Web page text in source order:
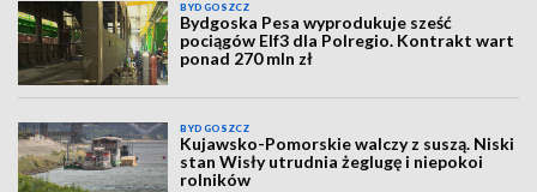
BYDGOSZCZ
Bydgoska Pesa wyprodukuje sześć
pociągów Elf3 dla Polregio. Kontrakt wart
ponad 270 mln zł
BYDGOSZCZ
Kujawsko-Pomorskie walczy z suszą. Niski
stan Wisły utrudnia żeglugę i niepokoi
rolników